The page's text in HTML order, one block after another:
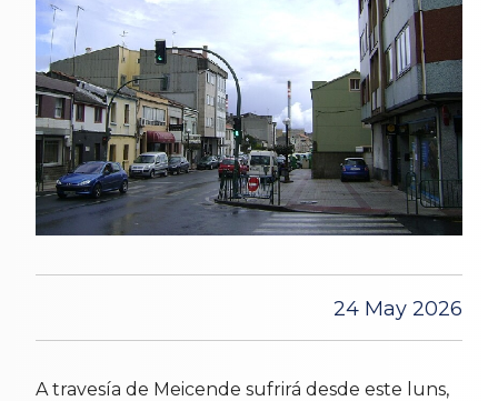
24 May 2026
A travesía de Meicende sufrirá desde este luns,